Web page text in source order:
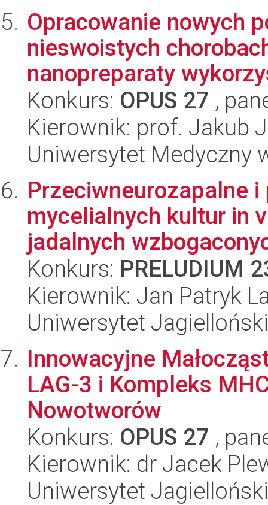
Opracowanie nowych
nieswoistych
nanopreparaty
Konkurs: OPUS 27 ,
Kierownik: prof. Jakub
Uniwersytet Medyczny
Przeciwneurozapalne
mycelialnych kultur in
jadalnych
Konkurs: PRELUDIUM
Kierownik: Jan Patryk
Uniwersytet Jagielloński
Innowacyjne
LAG-3 i Kompleks
Nowotworów
Konkurs: OPUS 27 ,
Kierownik: dr Jacek
Uniwersytet Jagielloński